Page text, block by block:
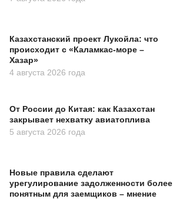
Казахстанский проект Лукойла: что
происходит с «Каламкас-море –
Хазар»
4 августа 2026 года
От России до Китая: как Казахстан
закрывает нехватку авиатоплива
5 августа 2026 года
Новые правила сделают
урегулирование задолженности более
понятным для заемщиков – мнение